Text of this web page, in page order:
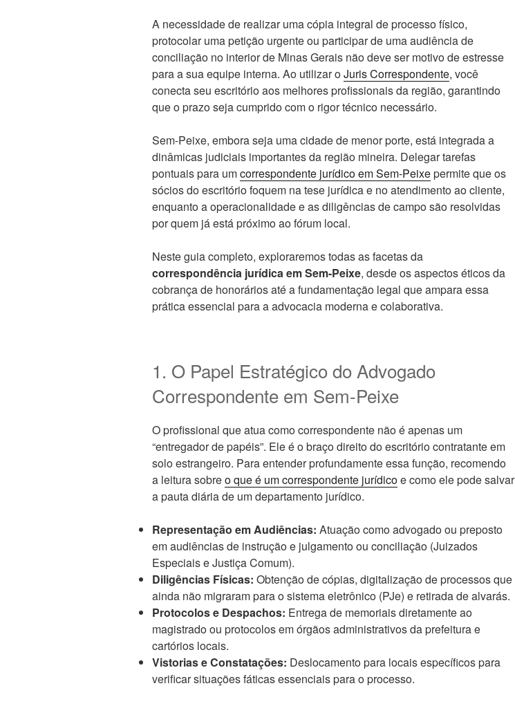
A necessidade de realizar uma cópia integral de processo físico,
protocolar uma petição urgente ou participar de uma audiência de
conciliação no interior de Minas Gerais não deve ser motivo de estresse
para a sua equipe interna. Ao utilizar oJuris Correspondente, você
conecta seu escritório aos melhores profissionais da região, garantindo
que o prazo seja cumprido com o rigor técnico necessário.
Sem-Peixe, embora seja uma cidade de menor porte, está integrada a
dinâmicas judiciais importantes da região mineira. Delegar tarefas
pontuais para umcorrespondente jurídico em Sem-Peixepermite que os
sócios do escritório foquem na tese jurídica e no atendimento ao cliente,
enquanto a operacionalidade e as diligências de campo são resolvidas
por quem já está próximo ao fórum local.
Neste guia completo, exploraremos todas as facetas da
correspondência jurídica em Sem-Peixe, desde os aspectos éticos da
cobrança de honorários até a fundamentação legal que ampara essa
prática essencial para a advocacia moderna e colaborativa.
1. O Papel Estratégico do Advogado
Correspondente em Sem-Peixe
O profissional que atua como correspondente não é apenas um
“entregador de papéis”. Ele é o braço direito do escritório contratante em
solo estrangeiro. Para entender profundamente essa função, recomendo
a leitura sobreo que é um correspondente jurídicoe como ele pode salvar
a pauta diária de um departamento jurídico.
Representação em Audiências: Atuação como advogado ou preposto
em audiências de instrução e julgamento ou conciliação (Juizados
Especiais e Justiça Comum).
Diligências Físicas: Obtenção de cópias, digitalização de processos que
ainda não migraram para o sistema eletrônico (PJe) e retirada de alvarás.
Protocolos e Despachos: Entrega de memoriais diretamente ao
magistrado ou protocolos em órgãos administrativos da prefeitura e
cartórios locais.
Vistorias e Constatações: Deslocamento para locais específicos para
verificar situações fáticas essenciais para o processo.